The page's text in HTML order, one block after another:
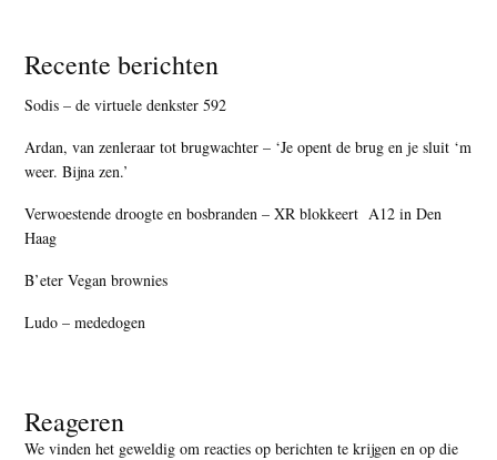
Recente berichten
Sodis – de virtuele denkster 592
Ardan, van zenleraar tot brugwachter – ‘Je opent de brug en je sluit ‘m
weer. Bijna zen.’
Verwoestende droogte en bosbranden – XR blokkeert A12 in Den
Haag
B’eter Vegan brownies
Ludo – mededogen
Reageren
We vinden het geweldig om reacties op berichten te krijgen en op die